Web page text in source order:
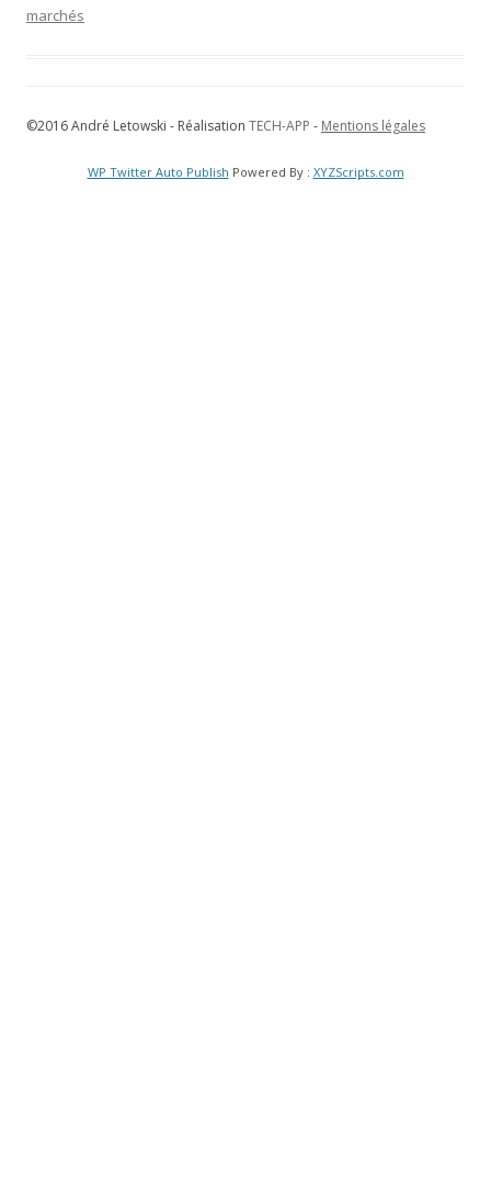
marchés
©2016 André Letowski - Réalisation TECH-APP - Mentions légales
WP Twitter Auto Publish Powered By : XYZScripts.com